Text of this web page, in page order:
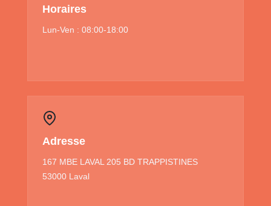
Horaires
Lun-Ven : 08:00-18:00
Adresse
167 MBE LAVAL 205 BD TRAPPISTINES
53000 Laval